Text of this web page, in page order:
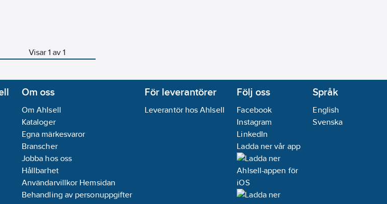
Visar 1 av 1
Om oss
Om Ahlsell
Kataloger
Egna märkesvaror
Branscher
Jobba hos oss
Hållbarhet
Användarvillkor Hemsidan
Behandling av personuppgifter
För leverantörer
Leverantör hos Ahlsell
Följ oss
Facebook
Instagram
LinkedIn
Ladda ner vår app
Språk
English
Svenska